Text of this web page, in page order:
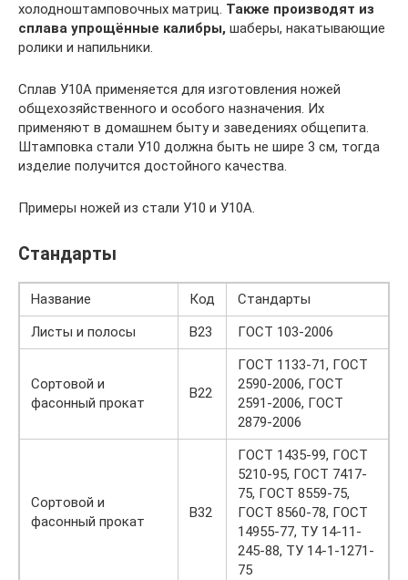
холодноштамповочных матриц. Также производят из
сплава упрощённые калибры, шаберы, накатывающие
ролики и напильники.
Сплав У10А применяется для изготовления ножей
общехозяйственного и особого назначения. Их
применяют в домашнем быту и заведениях общепита.
Штамповка стали У10 должна быть не шире 3 см, тогда
изделие получится достойного качества.
Примеры ножей из стали У10 и У10А.
Стандарты
Название Код
Стандарты
Листы и полосы
В23 ГОСТ 103-2006
Сортовой и
фасонный прокат
В22
ГОСТ 1133-71, ГОСТ
2590-2006, ГОСТ
2591-2006, ГОСТ
2879-2006
Сортовой и
фасонный прокат
В32
ГОСТ 1435-99, ГОСТ
5210-95, ГОСТ 7417-
75, ГОСТ 8559-75,
ГОСТ 8560-78, ГОСТ
14955-77, TУ 14-11-
245-88, TУ 14-1-1271-
75